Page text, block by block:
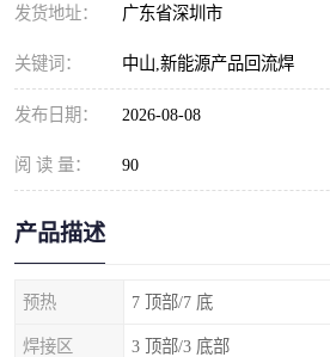
发货地址： 广东省深圳市
关键词： 中山,新能源产品回流焊
发布日期： 2026-08-08
阅 读 量： 90
产品描述
预热 7 顶部/7 底
焊接区 3 顶部/3 底部